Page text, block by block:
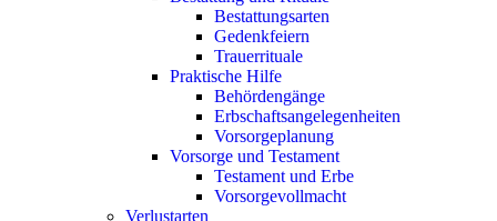
Bestattungsarten
Gedenkfeiern
Trauerrituale
Praktische Hilfe
Behördengänge
Erbschaftsangelegenheiten
Vorsorgeplanung
Vorsorge und Testament
Testament und Erbe
Vorsorgevollmacht
Verlustarten